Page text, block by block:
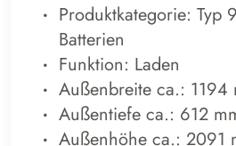
Produktkategorie: Typ
Batterien
Funktion: Laden
Außenbreite ca.: 1194
Außentiefe ca.: 612
Außenhöhe ca.: 2091